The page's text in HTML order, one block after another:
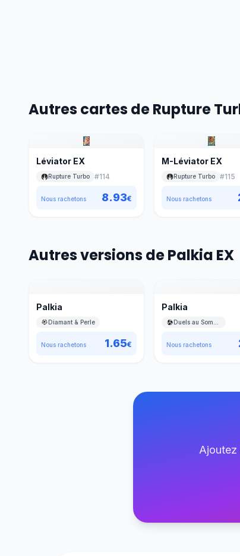
Autres cartes de Rupture
Léviator EX
Rupture Turbo #114
Nous rachetons 8.93€
M-Léviator EX
Rupture Turbo #115
Nous rachetons
Autres versions de Palkia EX
Palkia
Diamant & Perle
Nous rachetons 1.65€
Palkia
Nous rachetons
Ajoutez